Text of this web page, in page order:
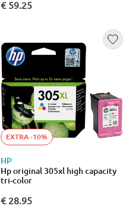
€ 59.25
EXTRA -10%
HP
Hp original 305xl high capacity
tri-color
€ 28.95